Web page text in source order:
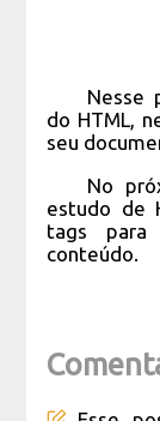
Nesse
do HTML,
seu
No
estudo de
tags para
conteúdo.